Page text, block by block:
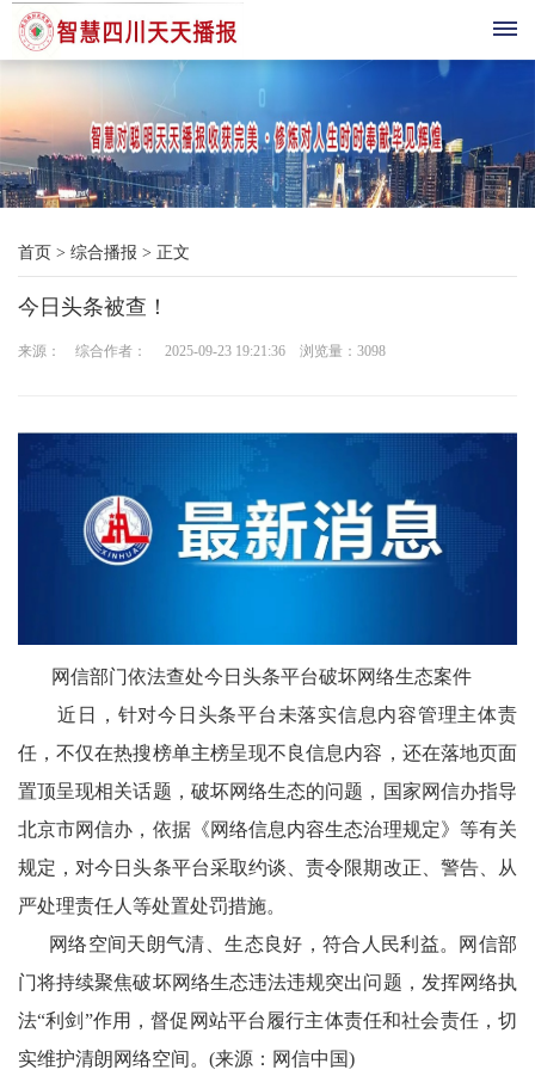
首
综
合
慧
教
工
讯
四
首页 > 综合播报 > 正文
今日头条被查！
来源： 综合作者： 2025-09-23 19:21:36 浏览量： 3098
网信部门依法查处今日头条平台破坏网络生态案件
近日，针对今日头条平台未落实信息内容管理主体责
任，不仅在热搜榜单主榜呈现不良信息内容，还在落地页面
置顶呈现相关话题，破坏网络生态的问题，国家网信办指导
北京市网信办，依据《网络信息内容生态治理规定》等有关
规定，对今日头条平台采取约谈、责令限期改正、警告、从
严处理责任人等处置处罚措施。
网络空间天朗气清、生态良好，符合人民利益。网信部
门将持续聚焦破坏网络生态违法违规突出问题，发挥网络执
法“利剑”作用，督促网站平台履行主体责任和社会责任，切
实维护清朗网络空间。(来源：网信中国)